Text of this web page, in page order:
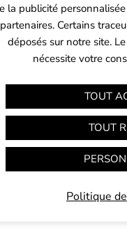
VOUS
de gestion des cookies
la publicité
partenaires. Certains
déposés sur notre site.
nécessite votre
TOUT
TOUT
Politique